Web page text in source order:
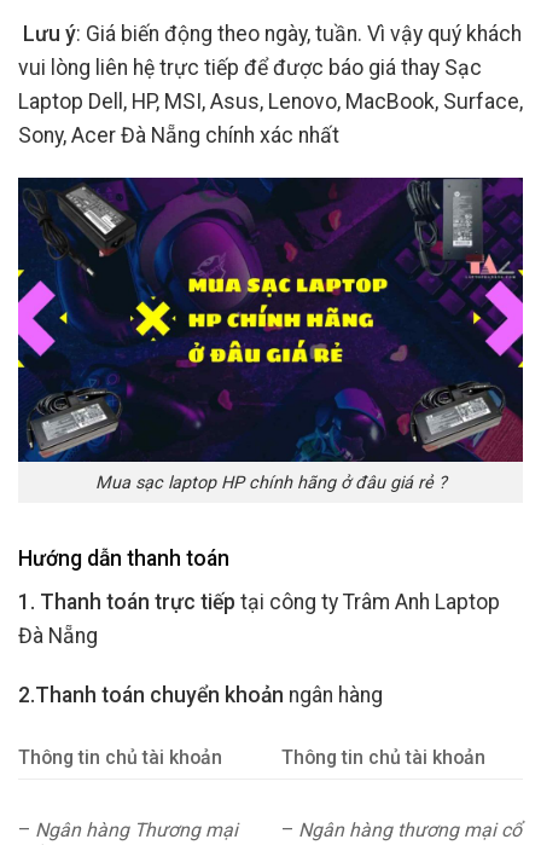
Lưu ý: Giá biến động theo ngày, tuần. Vì vậy quý khách
vui lòng liên hệ trực tiếp để được báo giá thay Sạc
Laptop Dell, HP, MSI, Asus, Lenovo, MacBook, Surface,
Sony, Acer Đà Nẵng chính xác nhất
Mua sạc laptop HP chính hãng ở đâu giá rẻ ?
Hướng dẫn thanh toán
1. Thanh toán trực tiếp tại công ty Trâm Anh Laptop
Đà Nẵng
2.Thanh toán chuyển khoản ngân hàng
Thông tin chủ tài khoản Thông tin chủ tài khoản
– Ngân hàng Thương mại
– Ngân hàng thương mại cổ